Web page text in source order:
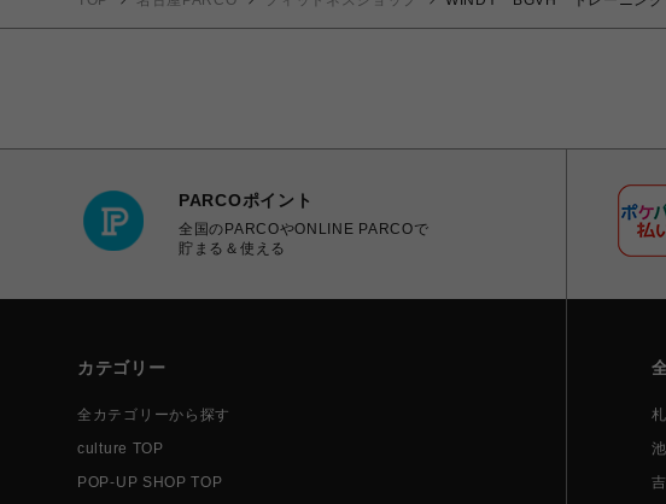
PARCOポイント
全国のPARCOやONLINE PARCOで
貯まる＆使える
カテゴリー
全カテゴリーから探す
culture TOP
POP-UP SHOP TOP